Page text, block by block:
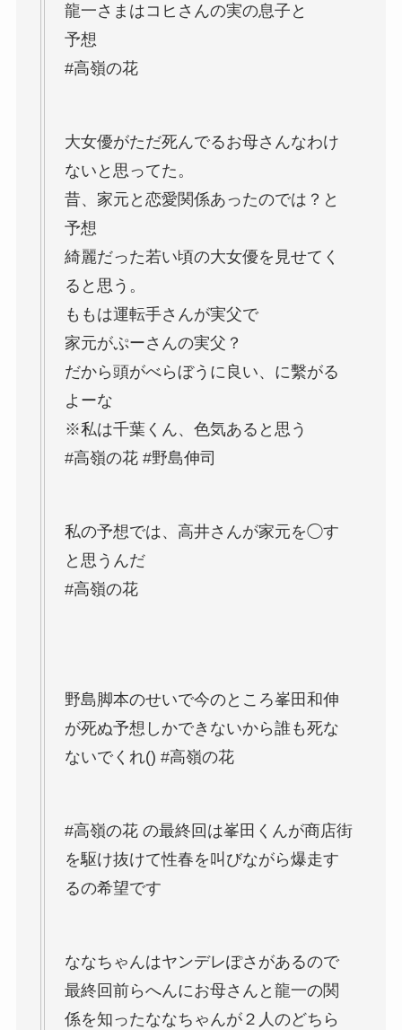
龍一さまはコヒさんの実の息子と
予想
#高嶺の花
大女優がただ死んでるお母さんなわけ
ないと思ってた。
昔、家元と恋愛関係あったのでは？と
予想
綺麗だった若い頃の大女優を見せてく
ると思う。
ももは運転手さんが実父で
家元がぷーさんの実父？
だから頭がべらぼうに良い、に繫がる
よーな
※私は千葉くん、色気あると思う
#高嶺の花 #野島伸司
私の予想では、高井さんが家元を◯す
と思うんだ
#高嶺の花
野島脚本のせいで今のところ峯田和伸
が死ぬ予想しかできないから誰も死な
ないでくれ() #高嶺の花
#高嶺の花 の最終回は峯田くんが商店街
を駆け抜けて性春を叫びながら爆走す
るの希望です
ななちゃんはヤンデレぽさがあるので
最終回前らへんにお母さんと龍一の関
係を知ったななちゃんが２人のどちら